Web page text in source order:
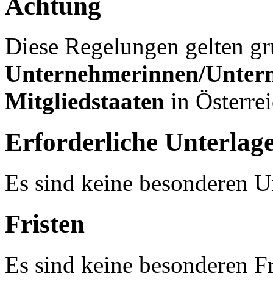
Diese Regelungen gelten
Unternehmerinnen/
Mitgliedstaaten in
Erforderliche
Es sind keine besonderen
Fristen
Es sind keine besonderen